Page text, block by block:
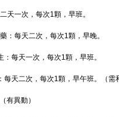
天一次，每次1顆，早班。
：每天二次，每次1顆，早晚。
：每天一次，每次1顆，早班。
每天二次，每次1顆，早午班。（需
有異動）